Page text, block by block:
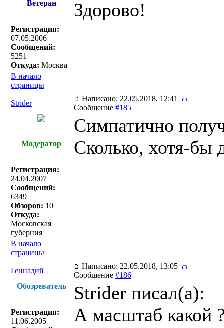
Ветеран
Регистрация:
07.05.2006
Сообщений:
5251
Откуда: Москва
Здорово!
В начало
страницы
Strider
Написано: 22.05.2018, 12:41
Сообщение #185
Модератор
Регистрация:
24.04.2007
Сообщений:
6349
Обзоров: 10
Откуда:
Московская
губерния
Симпатично
Сколько, хотя-бы
В начало
страницы
Геннадий
Написано: 22.05.2018, 13:05
Сообщение #186
Обозреватель
Регистрация:
11.06.2005
Strider писал(a):
А масштаб какой